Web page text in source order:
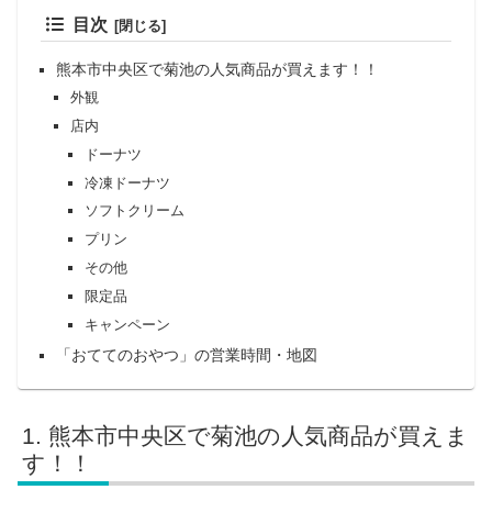
目次
熊本市中央区で菊池の人気商品が買えます！！
外観
店内
ドーナツ
冷凍ドーナツ
ソフトクリーム
プリン
その他
限定品
キャンペーン
「おててのおやつ」の営業時間・地図
熊本市中央区で菊池の人気商品が買えま
す！！